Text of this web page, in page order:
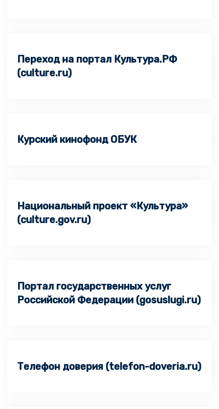
Переход на портал Культура.РФ
(culture.ru)
Курский кинофонд ОБУК
Национальный проект «Культура»
(culture.gov.ru)
Портал государственных услуг
Российской Федерации (gosuslugi.ru)
Телефон доверия (telefon-doveria.ru)